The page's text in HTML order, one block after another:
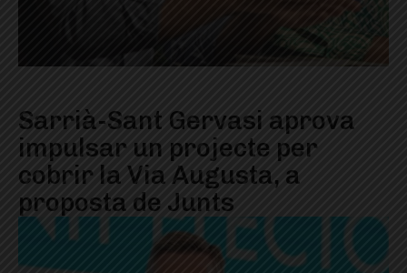
Sarrià-Sant Gervasi aprova
impulsar un projecte per
cobrir la Via Augusta, a
proposta de Junts